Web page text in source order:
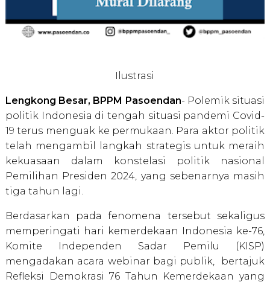
Ilustrasi
Lengkong Besar, BPPM Pasoendan- Polemik situasi
politik Indonesia di tengah situasi pandemi Covid-
19 terus menguak ke permukaan. Para aktor politik
telah mengambil langkah strategis untuk meraih
kekuasaan dalam konstelasi politik nasional
Pemilihan Presiden 2024, yang sebenarnya masih
tiga tahun lagi.
Berdasarkan pada fenomena tersebut sekaligus
memperingati hari kemerdekaan Indonesia ke-76,
Komite Independen Sadar Pemilu (KISP)
mengadakan acara webinar bagi publik, bertajuk
Refleksi Demokrasi 76 Tahun Kemerdekaan yang